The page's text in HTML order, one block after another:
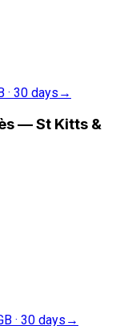
· 30 days →
—St Kitts &
· 30 days →